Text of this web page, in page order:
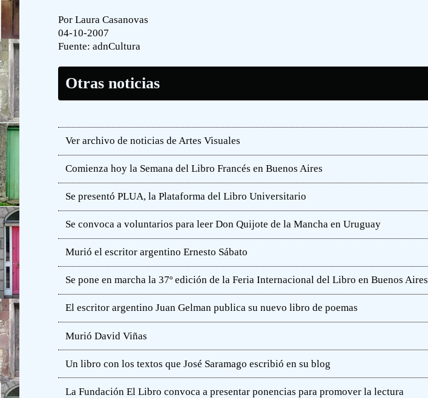
Por Laura Casanovas
04-10-2007
Fuente: adnCultura
Otras noticias
Ver archivo de noticias de Artes Visuales
Comienza hoy la Semana del Libro Francés en Buenos Aires
Se presentó PLUA, la Plataforma del Libro Universitario
Se convoca a voluntarios para leer Don Quijote de la Mancha en Uruguay
Murió el escritor argentino Ernesto Sábato
Se pone en marcha la 37º edición de la Feria Internacional del Libro en Buenos Aires
El escritor argentino Juan Gelman publica su nuevo libro de poemas
Murió David Viñas
Un libro con los textos que José Saramago escribió en su blog
La Fundación El Libro convoca a presentar ponencias para promover la lectura